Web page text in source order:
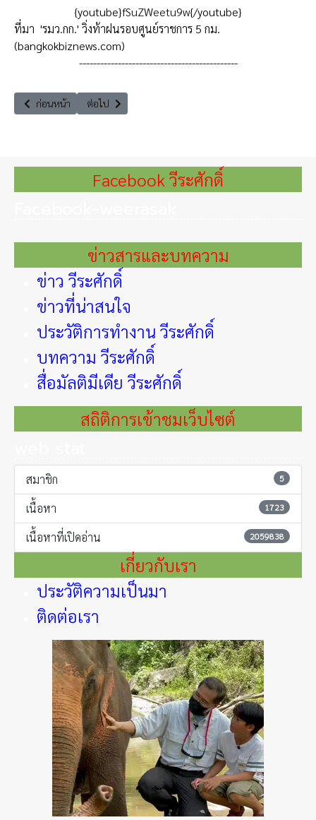
{youtube}fSuZWeetu9w{/youtube}
ที่มา 'รมว.กก.' วิ่งท้าฝนรอบศูนย์ราชการ 5 กม.
(bangkokbiznews.com)
---------------------------------------------
เนื้อหาก่อนหน้า: cave "สารคดีถ้ำหลวง" ตอนหา
ก่อนหน้า เนื้อหาถัดไป: ตรวจราชการและพบปะประชาชนจังหวัดสมุท
ต่อไป
Facebook วีระศักดิ์
ข่าวสารและบทความ
ข่าว วีระศักดิ์
ข่าวที่น่าสนใจ
ประวัติการทำงาน วีระศักดิ์
บทความ วีระศักดิ์
สื่อมัลติมีเดีย วีระศักดิ์
สถิติการเข้าชมเว็บไซต์
สมาชิก 5
เนื้อหา 1723
เนื้อหาที่เปิดอ่าน 2059838
เกี่ยวกับเรา
ประวัติความเป็นมา
ติดต่อเรา